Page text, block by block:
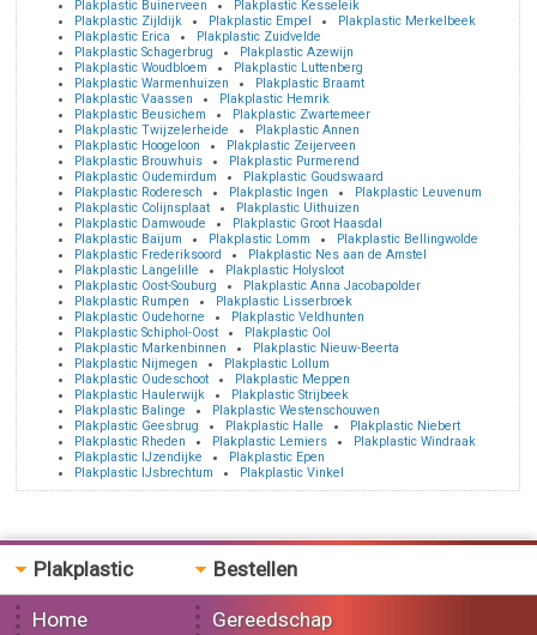
Plakplastic Buinerveen
Plakplastic Kesseleik
Plakplastic Zijldijk
Plakplastic Empel
Plakplastic Merkelbeek
Plakplastic Erica
Plakplastic Zuidvelde
Plakplastic Schagerbrug
Plakplastic Azewijn
Plakplastic Woudbloem
Plakplastic Luttenberg
Plakplastic Warmenhuizen
Plakplastic Braamt
Plakplastic Vaassen
Plakplastic Hemrik
Plakplastic Beusichem
Plakplastic Zwartemeer
Plakplastic Twijzelerheide
Plakplastic Annen
Plakplastic Hoogeloon
Plakplastic Zeijerveen
Plakplastic Brouwhuis
Plakplastic Purmerend
Plakplastic Oudemirdum
Plakplastic Goudswaard
Plakplastic Roderesch
Plakplastic Ingen
Plakplastic Leuvenum
Plakplastic Colijnsplaat
Plakplastic Uithuizen
Plakplastic Damwoude
Plakplastic Groot Haasdal
Plakplastic Baijum
Plakplastic Lomm
Plakplastic Bellingwolde
Plakplastic Frederiksoord
Plakplastic Nes aan de Amstel
Plakplastic Langelille
Plakplastic Holysloot
Plakplastic Oost-Souburg
Plakplastic Anna Jacobapolder
Plakplastic Rumpen
Plakplastic Lisserbroek
Plakplastic Oudehorne
Plakplastic Veldhunten
Plakplastic Schiphol-Oost
Plakplastic Ool
Plakplastic Markenbinnen
Plakplastic Nieuw-Beerta
Plakplastic Nijmegen
Plakplastic Lollum
Plakplastic Oudeschoot
Plakplastic Meppen
Plakplastic Haulerwijk
Plakplastic Strijbeek
Plakplastic Balinge
Plakplastic Westenschouwen
Plakplastic Geesbrug
Plakplastic Halle
Plakplastic Niebert
Plakplastic Rheden
Plakplastic Lemiers
Plakplastic Windraak
Plakplastic IJzendijke
Plakplastic Epen
Plakplastic IJsbrechtum
Plakplastic Vinkel
Plakplastic
Home
Bestellen
Gereedschap